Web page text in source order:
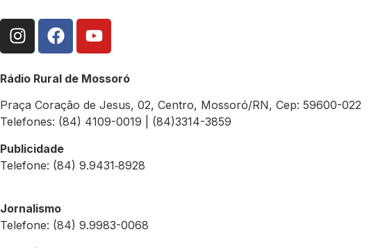
Rádio Rural de Mossoró
Praça Coração de Jesus, 02, Centro, Mossoró/RN, Cep: 59600-022
Telefones: (84) 4109-0019 | (84)3314-3859
Publicidade
Telefone: (84) 9.9431‑8928
Jornalismo
Telefone: (84) 9.9983-0068